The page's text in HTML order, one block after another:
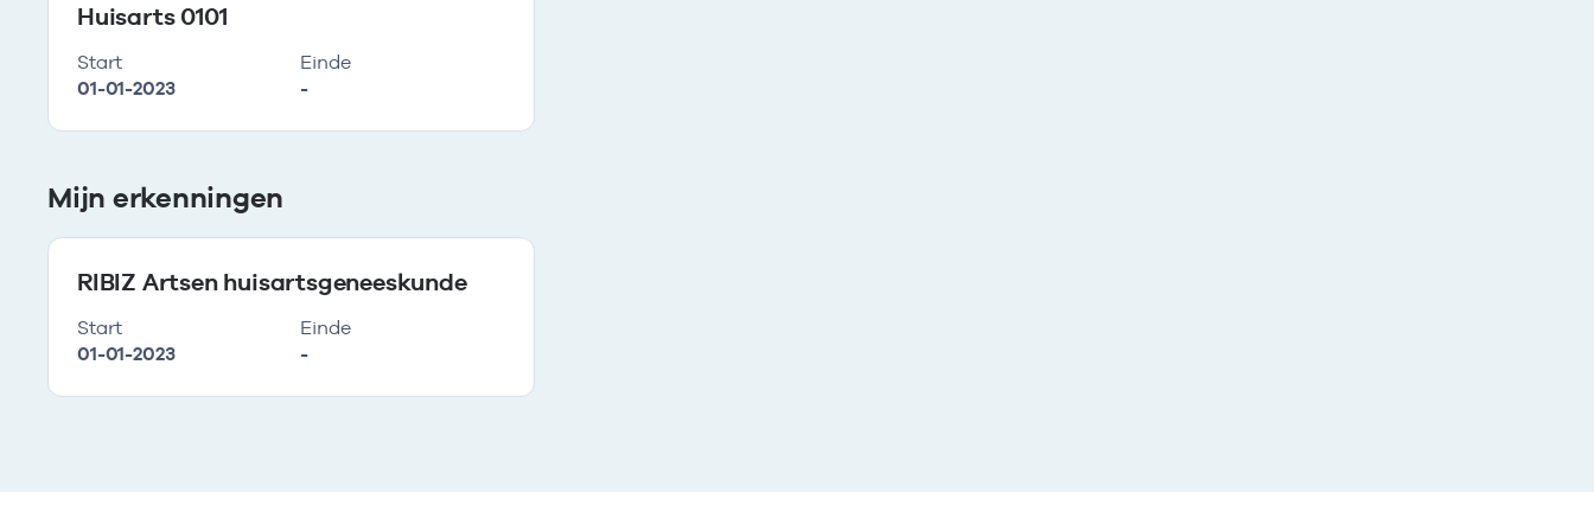
Huisarts 0101
Start
01-01-2023
Einde
-
Mijn erkenningen
RIBIZ Artsen huisartsgeneeskunde
Start
01-01-2023
Einde
-